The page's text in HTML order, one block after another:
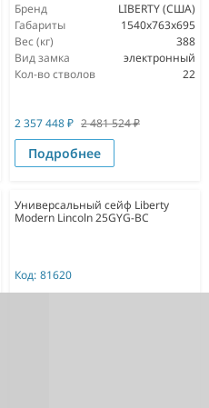
Бренд
LIBERTY (США)
Габариты
1540х763х695
Вес (кг)
388
Вид замка
электронный
Кол-во стволов
22
2 357 448₽ 2 481 524₽
Подробнее
Универсальный сейф Liberty
Modern Lincoln 25GYG-BC
Код: 81620